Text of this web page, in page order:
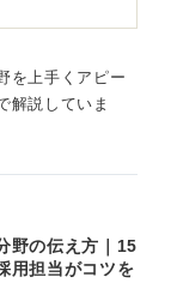
レベルより
行動するだ
り上げるこ
は、人を募
を上手くアピー
解説していま
野の伝え方｜15
用担当がコツを